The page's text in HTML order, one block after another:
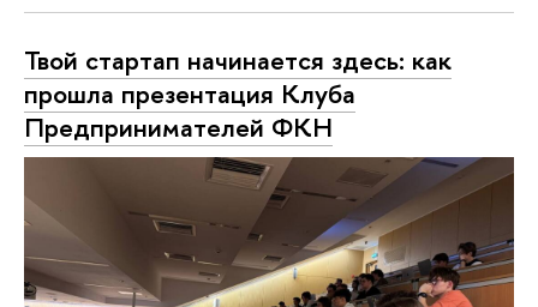
Твой стартап начинается здесь: как
прошла презентация Клуба
Предпринимателей ФКН